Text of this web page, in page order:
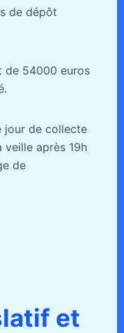
de dépôt
de 54000 euros
jour de collecte
après 19h
de
et